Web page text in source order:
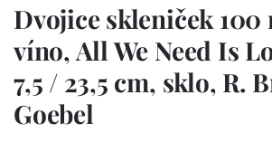
Dvojice skleniček 100
víno, All We Need Is
7,5 / 23,5 cm, sklo, R.
Goebel